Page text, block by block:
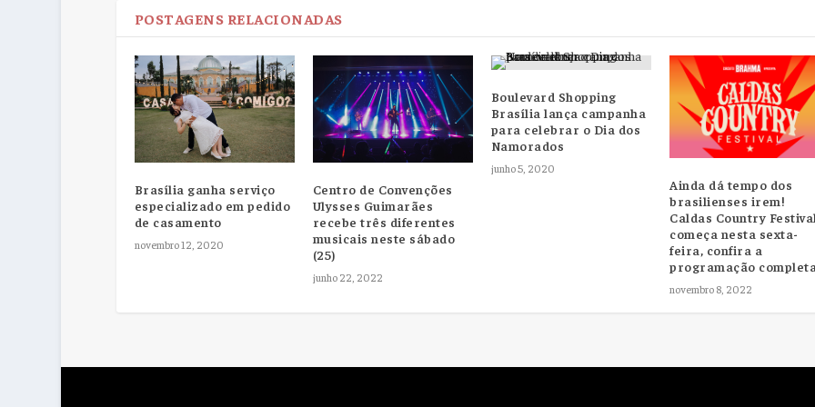
POSTAGENS RELACIONADAS
Brasília ganha serviço
especializado em pedido
de casamento
novembro 12, 2020
Centro de Convenções
Ulysses Guimarães
recebe três diferentes
musicais neste sábado
(25)
junho 22, 2022
Boulevard Shopping
Brasília lança campanha
para celebrar o Dia dos
Namorados
junho 5, 2020
Ainda dá tempo dos
brasilienses irem!
Caldas Country
começa nesta sexta-
feira, confira a
programação
novembro 8, 2022